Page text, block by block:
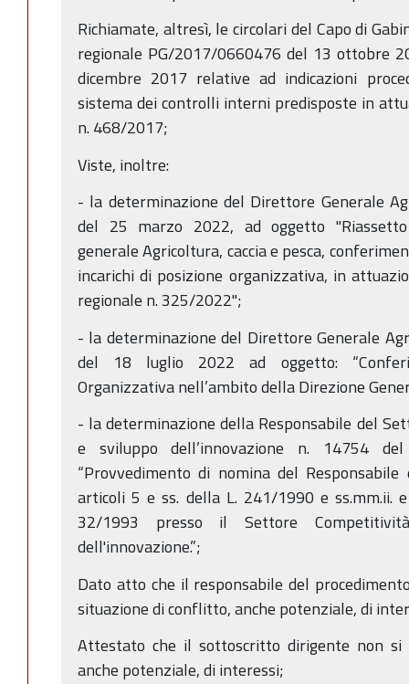
Richiamate, altresì, le circolari del Capo di
regionale PG/2017/0660476 del 13 ottobre
dicembre 2017 relative ad indicazioni
sistema dei controlli interni predisposte in
n. 468/2017;
Viste, inoltre:
- la determinazione del Direttore Generale
del 25 marzo 2022, ad oggetto
generale Agricoltura, caccia e pesca,
incarichi di posizione organizzativa, in
regionale n. 325/2022";
- la determinazione del Direttore Generale
del 18 luglio 2022 ad oggetto:
Organizzativa nell’ambito della Direzione
- la determinazione della Responsabile del
e sviluppo dell’innovazione n. 14754
“Provvedimento di nomina del
articoli 5 e ss. della L. 241/1990 e ss.mm.ii.
32/1993 presso il Settore
dell'innovazione.”;
Dato atto che il responsabile del
situazione di conflitto, anche potenziale, di
Attestato che il sottoscritto dirigente non
anche potenziale, di interessi;